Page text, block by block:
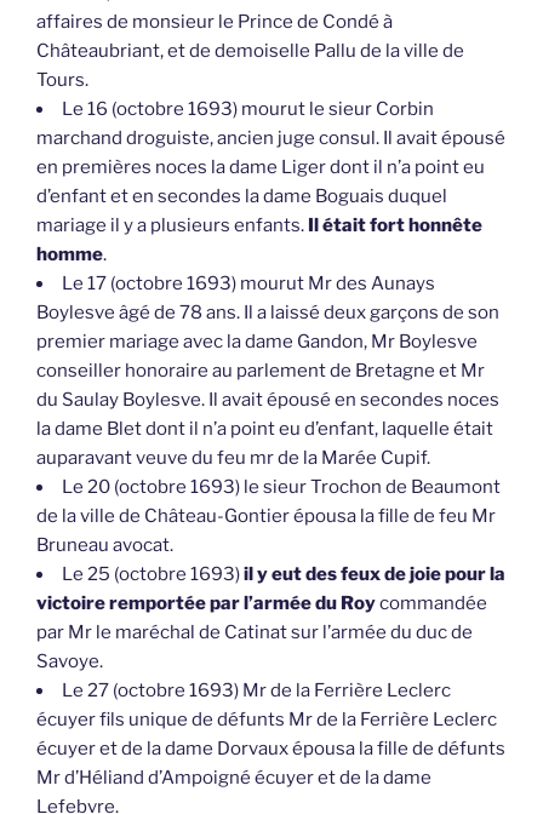
affaires de monsieur le Prince de Condé à
Châteaubriant, et de demoiselle Pallu de la ville de
Tours.
Le 16 (octobre 1693) mourut le sieur Corbin
marchand droguiste, ancien juge consul. Il avait épousé
en premières noces la dame Liger dont il n’a point eu
d’enfant et en secondes la dame Boguais duquel
mariage il y a plusieurs enfants. Il était fort honnête
homme.
Le 17 (octobre 1693) mourut Mr des Aunays
Boylesve âgé de 78 ans. Il a laissé deux garçons de son
premier mariage avec la dame Gandon, Mr Boylesve
conseiller honoraire au parlement de Bretagne et Mr
du Saulay Boylesve. Il avait épousé en secondes noces
la dame Blet dont il n’a point eu d’enfant, laquelle était
auparavant veuve du feu mr de la Marée Cupif.
Le 20 (octobre 1693) le sieur Trochon de Beaumont
de la ville de Château-Gontier épousa la fille de feu Mr
Bruneau avocat.
Le 25 (octobre 1693)il y eut des feux de joie pour la
victoire remportée par l’armée du Roycommandée
par Mr le maréchal de Catinat sur l’armée du duc de
Savoye.
Le 27 (octobre 1693) Mr de la Ferrière Leclerc
écuyer fils unique de défunts Mr de la Ferrière Leclerc
écuyer et de la dame Dorvaux épousa la fille de défunts
Mr d’Héliand d’Ampoigné écuyer et de la dame
Lefebvre.